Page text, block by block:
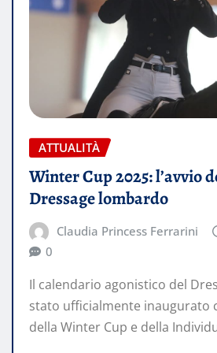
ATTUALITÀ
Winter Cup 2025: l’avvio
Dressage lombardo
Claudia Princess Ferrarini
0
Il calendario agonistico del
stato ufficialmente inaugurato
della Winter Cup e della